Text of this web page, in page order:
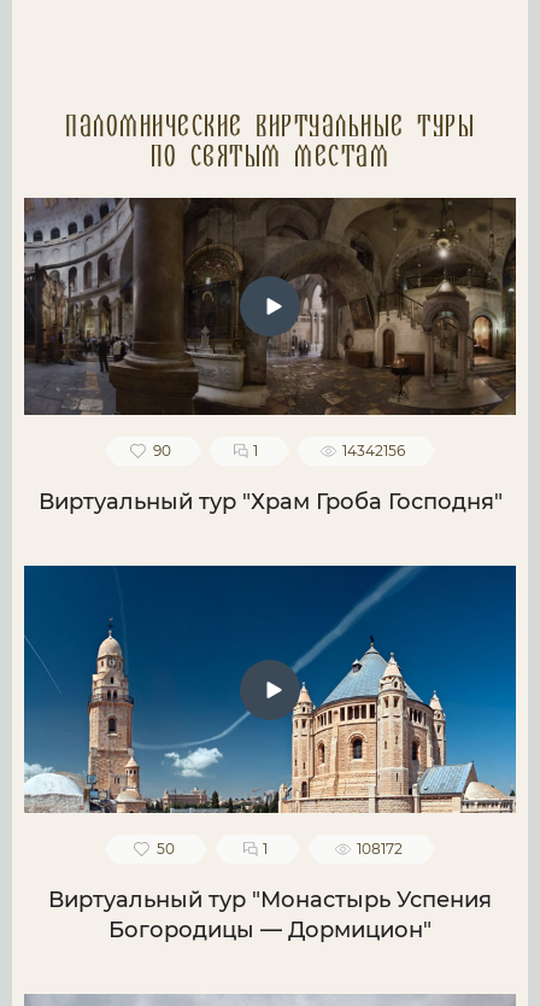
Паломнические Виртуальные туры
по святым местам
90 1 14342156
Виртуальный тур "Храм Гроба Господня"
50 1 108172
Виртуальный тур "Монастырь Успения
Богородицы — Дормицион"